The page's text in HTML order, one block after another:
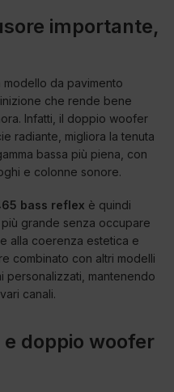
importante,
modello da pavimento
che rende bene
Infatti, il doppio woofer
radiante, migliora la tenuta
bassa più piena, con
e colonne sonore.
bass reflex è quindi
grande senza occupare
alla coerenza estetica e
combinato con altri modelli
personalizzati, mantenendo
canali.
doppio woofer